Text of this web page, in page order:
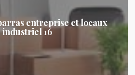
entreprise et locaux
industriel 16